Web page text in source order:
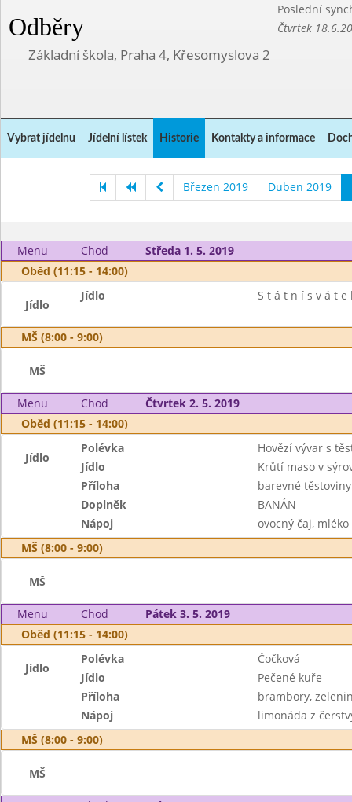
Odběry
Poslední
Čtvrtek
Základní škola, Praha 4, Křesomyslova 2
Vybrat jídelnu Jídelní lístek Historie Kontakty a informace
Březen 2019 Duben 2019
Menu Chod
Středa 1. 5. 2019
Oběd (11:15 - 14:00)
Jídlo
Jídlo S t á t n í s v á t e
MŠ (8:00 - 9:00)
MŠ
Menu Chod
Čtvrtek 2. 5. 2019
Oběd (11:15 - 14:00)
Jídlo
Polévka
Hovězí vývar s
Jídlo
Krůtí maso v
Příloha
barevné těstoviny
Doplněk
BANÁN
Nápoj
ovocný čaj, mléko
MŠ (8:00 - 9:00)
MŠ
Menu Chod
Pátek 3. 5. 2019
Oběd (11:15 - 14:00)
Jídlo
Polévka
Čočková
Jídlo
Pečené kuře
Příloha
brambory,
Nápoj
limonáda z
MŠ (8:00 - 9:00)
MŠ